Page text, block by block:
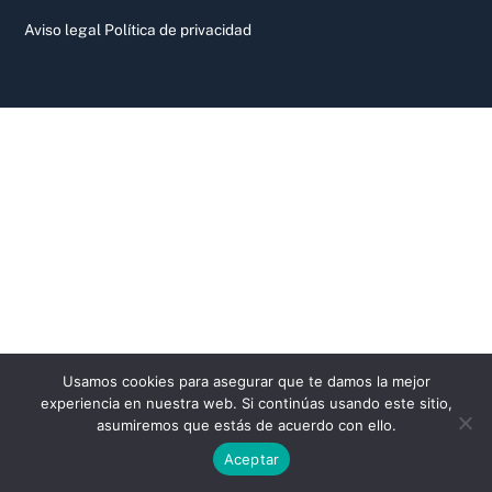
Aviso legal Política de privacidad
Usamos cookies para asegurar que te damos la mejor
experiencia en nuestra web. Si continúas usando este sitio,
asumiremos que estás de acuerdo con ello.
Aceptar